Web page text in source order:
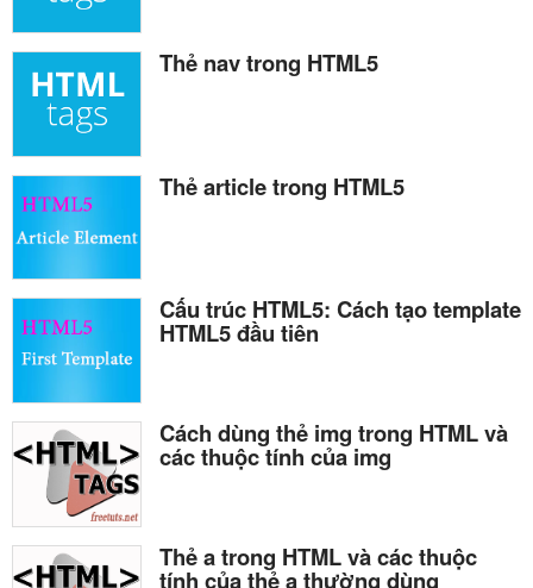
Thẻ nav trong HTML5
Thẻ article trong HTML5
Cấu trúc HTML5: Cách tạo template
HTML5 đầu tiên
Cách dùng thẻ img trong HTML và
các thuộc tính của img
Thẻ a trong HTML và các thuộc
tính của thẻ a thường dùng